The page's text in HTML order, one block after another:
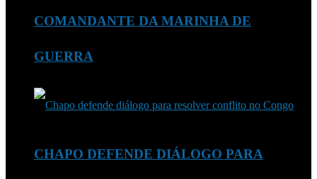
COMANDANTE DA MARINHA DE
GUERRA
CHAPO DEFENDE DIÁLOGO PARA